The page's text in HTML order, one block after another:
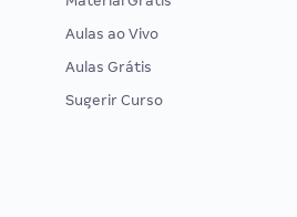
Aulas ao Vivo
Aulas Grátis
Sugerir Curso